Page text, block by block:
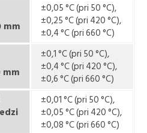
mm
±0,05 °C (pri 50 °C),
±0,25 °C (pri 420 °C),
±0,4 °C (pri 660 °C)
mm
±0,1 °C (pri 50 °C),
±0,4 °C (pri 420 °C),
±0,6 °C (pri 660 °C)
±0,01 °C (pri 50 °C),
±0,05 °C (pri 420 °C),
±0,08 °C (pri 660 °C)